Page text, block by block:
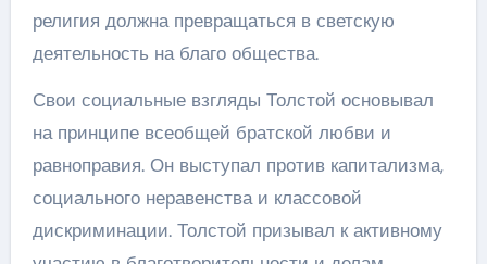
религия должна превращаться в светскую
деятельность на благо общества.
Свои социальные взгляды Толстой основывал
на принципе всеобщей братской любви и
равноправия. Он выступал против капитализма,
социального неравенства и классовой
дискриминации. Толстой призывал к активному